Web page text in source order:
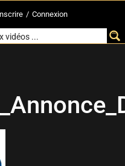
/ Connexion